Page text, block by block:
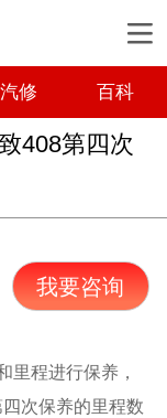
汽修 百科
408第四次
我要咨询
里程进行保养，
次保养的里程数